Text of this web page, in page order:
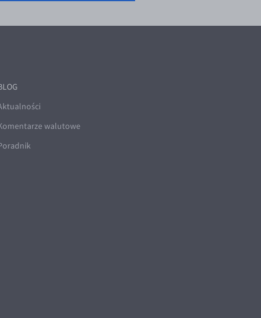
walutowe